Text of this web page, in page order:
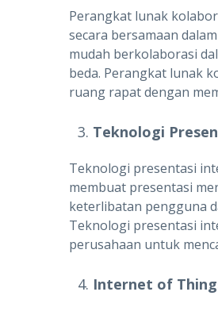
Perangkat lunak
secara bersamaan
mudah berkolaborasi
beda. Perangkat lunak
ruang rapat dengan
Teknologi
Teknologi presentasi
membuat presentasi
keterlibatan pengguna
Teknologi presentasi
perusahaan untuk
Internet of